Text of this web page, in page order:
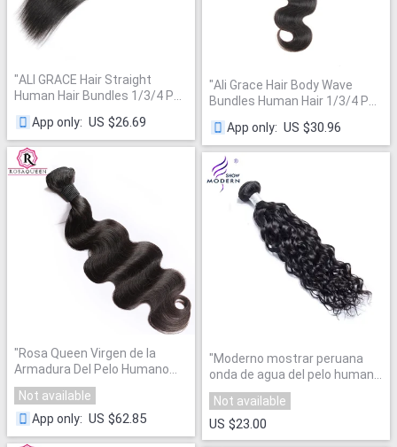
"ALI GRACE Hair Straight
Human Hair Bundles 1/3/4 Pcs
Brazilian Straight Hair Bundles
28 30 32 Inch Remy Hair
Weave Natural Color"
App only: US $26.69
"Rosa Queen Virgen de la
Armadura Del Pelo Humano
Bundles Pelo 1 Unids
Not available
App only: US $62.85
"Ali Grace Hair Body Wave
Bundles Human Hair 1/3/4 Pcs
100% Remy Human Hair
Bundle Brazilian Hair 30inch
Body Wave Hair Extension"
App only: US $30.96
"Moderno mostrar peruana
onda de agua del pelo humano
paquetes 1 unidades Color
Natural 100 hinchable
extensión Remy 10'' 28 ''envío
libre"
Not available
US $23.00